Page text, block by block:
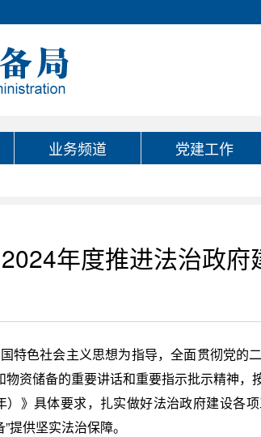
业务频道 党建工作
年度推进法治政府
特色社会主义思想为指导，全面贯彻党的
资储备的重要讲话和重要指示批示精神
》具体要求，扎实做好法治政府建设各
提供坚实法治保障。